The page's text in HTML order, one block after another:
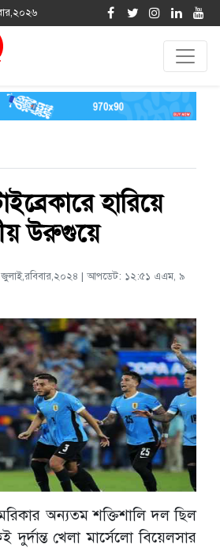
হারিয়ে
উরুগুয়ে
জুলাই,রবিবার,২০২৪ | আপডেট: ১২:৫১ এএম, ৯
অন্যতম শক্তিশালি দল ছিল
খেলা মার্সেলো বিয়েলসার